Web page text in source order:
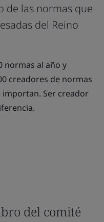
de las normas que
del Reino
normas al año y
creadores de normas
importan. Ser creador
del comité